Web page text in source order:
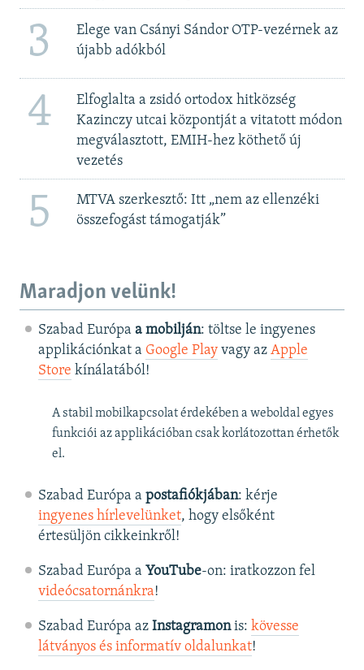
3
Elege van Csányi Sándor OTP-vezérnek az
újabb adókból
4
Elfoglalta a zsidó ortodox hitközség
Kazinczy utcai központját a vitatott módon
megválasztott, EMIH-hez köthető új
vezetés
5
MTVA szerkesztő: Itt „nem az ellenzéki
összefogást támogatják”
Maradjon velünk!
Szabad Európa a mobilján: töltse le ingyenes
applikációnkat a Google Playvagy az Apple
Store kínálatából!
A stabil mobilkapcsolat érdekében a weboldal egyes
funkciói az applikációban csak korlátozottan érhetők
el.
Szabad Európa a postafiókjában: kérje
ingyenes hírlevelünket, hogy elsőként
értesüljön cikkeinkről!
Szabad Európa a YouTube-on: iratkozzon fel
videócsatornánkra!
Szabad Európa az Instagramonis: kövesse
látványos és informatív oldalunkat! ​